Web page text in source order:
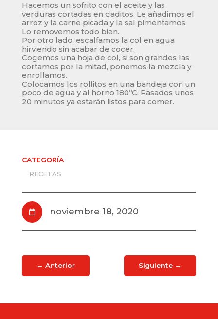
Hacemos un sofrito con el aceite y las
verduras cortadas en daditos. Le añadimos el
arroz y la carne picada y la sal pimentamos.
Lo removemos todo bien.
Por otro lado, escalfamos la col en agua
hirviendo sin acabar de cocer.
Cogemos una hoja de col, si son grandes las
cortamos por la mitad, ponemos la mezcla y
enrollamos.
Colocamos los rollitos en una bandeja con un
poco de agua y al horno 180ºC. Pasados unos
20 minutos ya estarán listos para comer.
CATEGORÍA
RECETAS
 noviembre 18, 2020
← Anterior Siguiente →